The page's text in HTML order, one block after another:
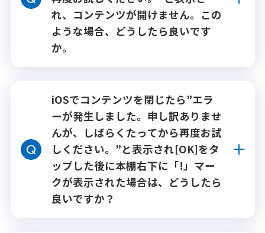
れ、コンテンツが開けません。この
ような場合、どうしたら良いです
か。
iOSでコンテンツを閉じたら”エラ
ーが発生しました。申し訳ありませ
んが、しばらくたってから再度お試
しください。”と表示され[OK]をタ
ップした後に本棚右下に「!」マー
クが表示された場合は、どうしたら
良いですか？